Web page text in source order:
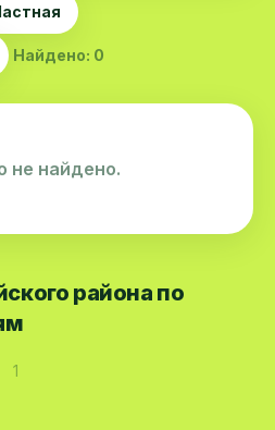
Найдено: 0
не найдено.
района по
1